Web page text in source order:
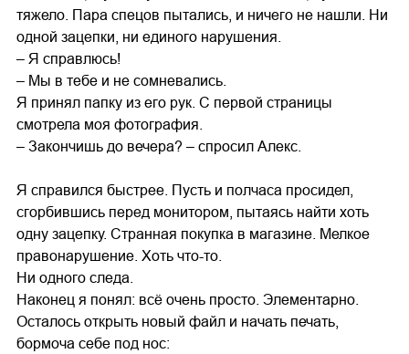
тяжело. Пара спецов пытались, и ничего не нашли. Ни
одной зацепки, ни единого нарушения.
– Я справлюсь!
– Мы в тебе и не сомневались.
Я принял папку из его рук. С первой страницы
смотрела моя фотография.
– Закончишь до вечера? – спросил Алекс.
Я справился быстрее. Пусть и полчаса просидел,
сгорбившись перед монитором, пытаясь найти хоть
одну зацепку. Странная покупка в магазине. Мелкое
правонарушение. Хоть что-то.
Ни одного следа.
Наконец я понял: всё очень просто. Элементарно.
Осталось открыть новый файл и начать печать,
бормоча себе под нос: